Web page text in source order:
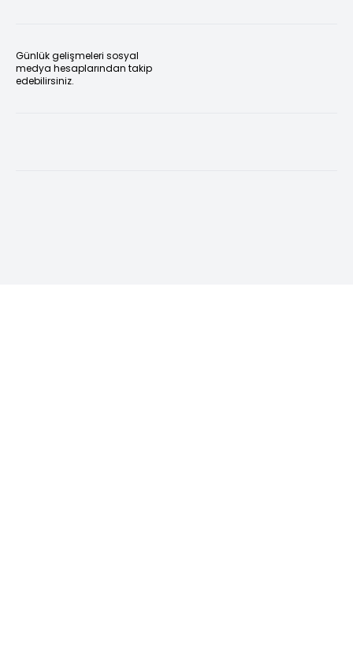
Günlük gelişmeleri sosyal
medya hesaplarından takip
edebilirsiniz.